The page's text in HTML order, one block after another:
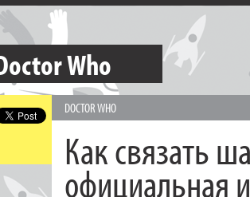
Who
DOCTOR WHO
Как связать
официальная